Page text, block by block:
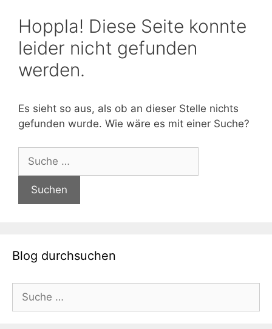
Hoppla! Diese Seite konnte
leider nicht gefunden
werden.
Es sieht so aus, als ob an dieser Stelle nichts
gefunden wurde. Wie wäre es mit einer Suche?
nach:
Blog durchsuchen
nach: